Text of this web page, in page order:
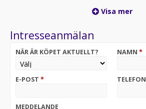
Visa mer
Intresseanmälan
NÄR ÄR KÖPET AKTUELLT? NAMN *
E-POST * TELEFON
MEDDELANDE